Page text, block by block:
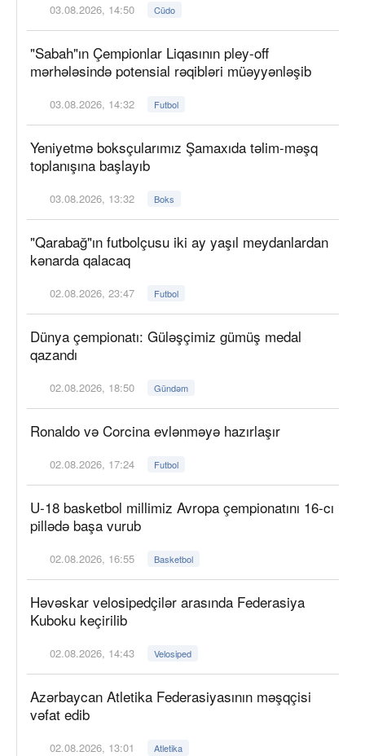
03.08.2026, 14:50 Cüdo
"Sabah"ın Çempionlar Liqasının pley-off
mərhələsində potensial rəqibləri müəyyənləşib
03.08.2026, 14:32 Futbol
Yeniyetmə boksçularımız Şamaxıda təlim-məşq
toplanışına başlayıb
03.08.2026, 13:32 Boks
"Qarabağ"ın futbolçusu iki ay yaşıl meydanlardan
kənarda qalacaq
02.08.2026, 23:47 Futbol
Dünya çempionatı: Güləşçimiz gümüş medal
qazandı
02.08.2026, 18:50 Gündəm
Ronaldo və Corcina evlənməyə hazırlaşır
02.08.2026, 17:24 Futbol
U-18 basketbol millimiz Avropa çempionatını 16-cı
pillədə başa vurub
02.08.2026, 16:55 Basketbol
Həvəskar velosipedçilər arasında Federasiya
Kuboku keçirilib
02.08.2026, 14:43 Velosiped
Azərbaycan Atletika Federasiyasının məşqçisi
vəfat edib
02.08.2026, 13:01 Atletika